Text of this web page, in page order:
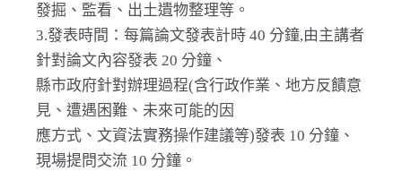
發掘、監看、出土遺物整理等。
3.發表時間：每篇論文發表計時 40 分鐘,由主講者
針對論文內容發表 20 分鐘、
縣市政府針對辦理過程(含行政作業、地方反饋意
見、遭遇困難、未來可能的因
應方式、文資法實務操作建議等)發表 10 分鐘、
現場提問交流 10 分鐘。